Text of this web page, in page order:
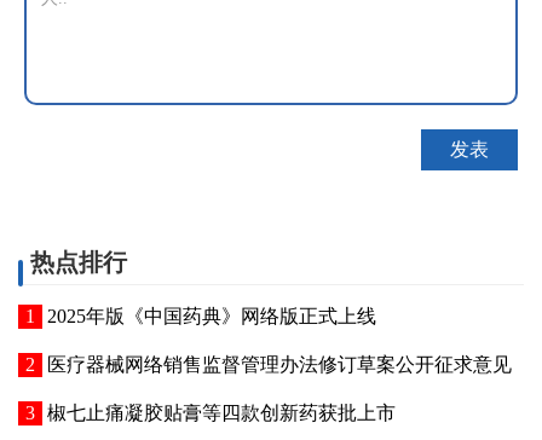
热点排行
2025年版《中国药典》网络版正式上线
医疗器械网络销售监督管理办法修订草案公开征求意见
椒七止痛凝胶贴膏等四款创新药获批上市